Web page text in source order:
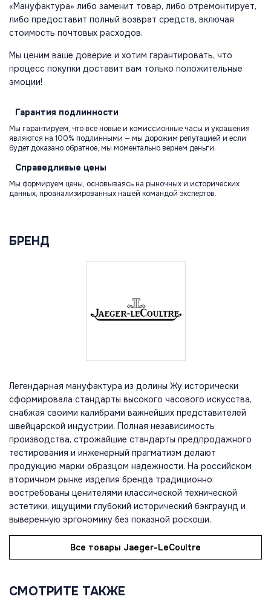
«Мануфактура» либо заменит товар, либо отремонтирует,
либо предоставит полный возврат средств, включая
стоимость почтовых расходов.
Мы ценим ваше доверие и хотим гарантировать, что
процесс покупки доставит вам только положительные
эмоции!
Гарантия подлинности
Мы гарантируем, что все новые и комиссионные часы и украшения
являются на 100% подлинными — мы дорожим репутацией и если
будет доказано обратное, мы моментально вернем деньги.
Справедливые цены
Мы формируем цены, основываясь на рыночных и исторических
данных, проанализированных нашей командой экспертов.
БРЕНД
Легендарная мануфактура из долины Жу исторически
сформировала стандарты высокого часового искусства,
снабжая своими калибрами важнейших представителей
швейцарской индустрии. Полная независимость
производства, строжайшие стандарты предпродажного
тестирования и инженерный прагматизм делают
продукцию марки образцом надежности. На российском
вторичном рынке изделия бренда традиционно
востребованы ценителями классической технической
эстетики, ищущими глубокий исторический бэкграунд и
выверенную эргономику без показной роскоши.
Все товары Jaeger-LeCoultre
СМОТРИТЕ ТАКЖЕ